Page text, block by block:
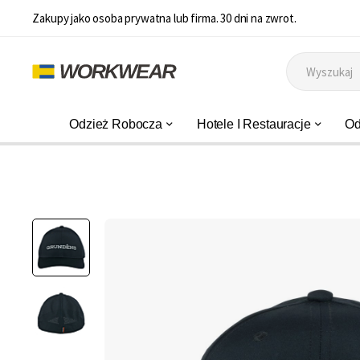
Zakupy jako osoba prywatna lub firma. 30 dni na zwrot.
Odzież Robocza Hotele I Restauracje
Przejdź
na
koniec
galerii